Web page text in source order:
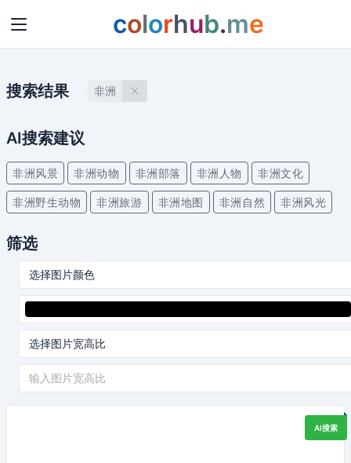
colorhub.me
搜索结果 非洲
AI搜索建议
非洲风景 非洲动物 非洲部落 非洲人物 非洲文化
非洲野生动物 非洲旅游 非洲地图 非洲自然 非洲风光
筛选
AI搜索